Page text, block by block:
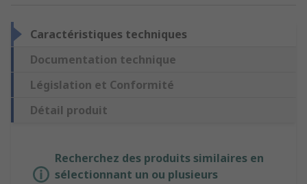
Caractéristiques techniques
Documentation technique
Législation et Conformité
Détail produit
Recherchez des produits similaires en
sélectionnant un ou plusieurs